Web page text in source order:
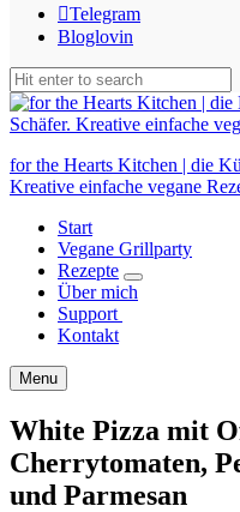
Telegram
Bloglovin
for the Hearts Kitchen | die
Kreative einfache vegane
Start
Vegane Grillparty
Rezepte
expand
child
Über mich
Support
Kontakt
Search
Menu
White Pizza mit
Cherrytomaten,
und Parmesan